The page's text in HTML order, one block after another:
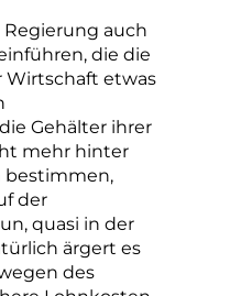
Regierung auch
die die
Wirtschaft etwas
Gehälter ihrer
mehr hinter
bestimmen,
der
quasi in der
ärgert es
des